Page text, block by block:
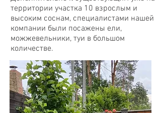
территории участка 10 взрослым и
высоким соснам, специалистами нашей
компании были посажены ели,
можжевельники, туи в большом
количестве.